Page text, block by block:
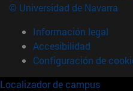
© Universidad de Navarra
Información legal
Accesibilidad
Configuración de
Localizador de campus